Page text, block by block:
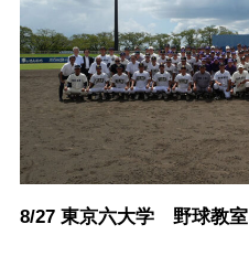
8/27 東京六大学 野球教室